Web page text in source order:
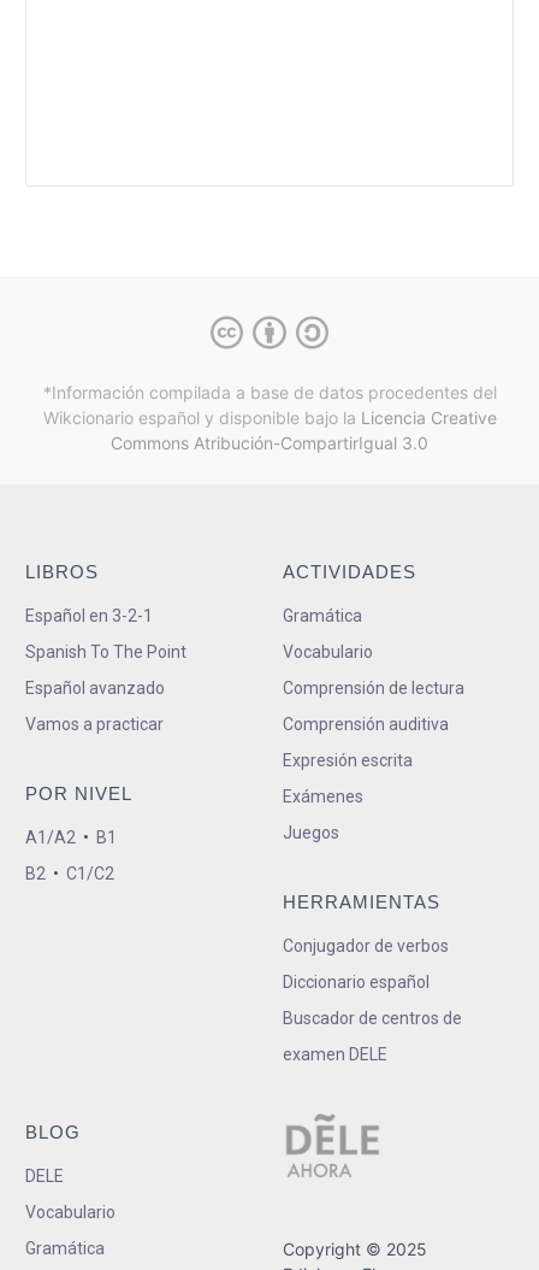
*Información compilada a base de datos procedentes del
Wikcionario español y disponible bajo la Licencia Creative
Commons Atribución-CompartirIgual 3.0
LIBROS
Español en 3-2-1
Spanish To The Point
Español avanzado
Vamos a practicar
POR NIVEL
A1/A2 • B1
B2 • C1/C2
ACTIVIDADES
Gramática
Vocabulario
Comprensión de lectura
Comprensión auditiva
Expresión escrita
Exámenes
Juegos
HERRAMIENTAS
Conjugador de verbos
Diccionario español
Buscador de centros de
examen DELE
BLOG
DELE
Vocabulario
Gramática
Copyright © 2025